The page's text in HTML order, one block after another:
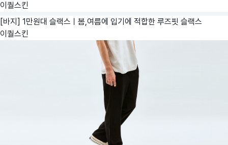
이퀄스킨
[바지] 1만원대 슬랙스ㅣ봄,여름에 입기에 적합한 루즈핏 슬랙스
이퀄스킨